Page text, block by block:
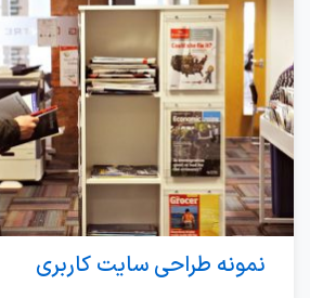
نمونه طراحی سایت کاربری